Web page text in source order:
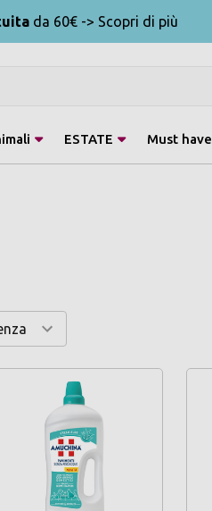
da 60€ -> Scopri di più
ESTATE Must have